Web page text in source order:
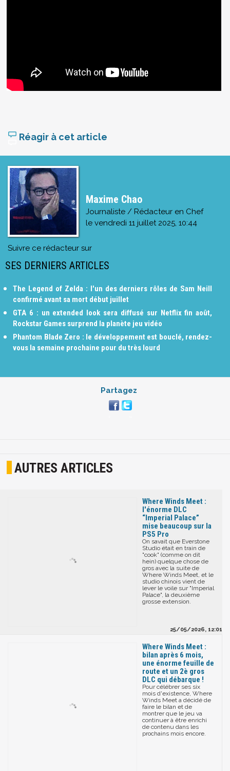
Réagir à cet article
Maxime Chao
Journaliste / Rédacteur en Chef
le vendredi 11 juillet 2025, 10:44
Suivre ce rédacteur sur
SES DERNIERS ARTICLES
The Legend of Zelda : l'un des derniers rôles de Sam Neill
confirmé avant sa mort début juillet
GTA 6 : un extended look sera diffusé sur Netflix fin août,
Rockstar Games surprend la planète jeu vidéo
Phantom Blade Zero : le développement est bouclé, rendez-
vous la semaine prochaine pour du très lourd
Partagez
AUTRES ARTICLES
Where Winds Meet :
l'énorme DLC
“Imperial Palace”
mise beaucoup sur la
PS5 Pro
On savait que Everstone
Studio était en train de
"cook" (comme on dit
hein) quelque chose de
gros avec la suite de
Where Winds Meet, et le
studio chinois vient de
lever le voile sur "Imperial
Palace", la deuxième
grosse extension.
25/05/2026, 12:01
Where Winds Meet :
bilan après 6 mois,
une énorme feuille de
route et un 2è gros
DLC qui débarque !
Pour célébrer ses six
mois d'existence, Where
Winds Meet a décidé de
faire le bilan et de
montrer que le jeu va
continuer à être enrichi
de contenu dans les
prochains mois encore.